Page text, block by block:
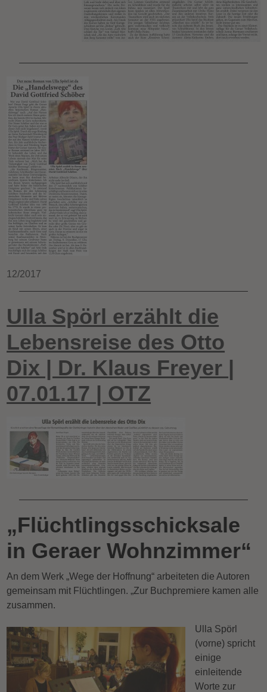
12/2017
Ulla Spörl erzählt die
Lebensreise des Otto
Dix | Dr. Klaus Freyer |
07.01.17 | OTZ
„Flüchtlingsschicksale
in Geraer Wohnzimmer“
An dem Werk „Wege der Hoffnung“ arbeiteten die Autoren
gemeinsam mit Flüchtlingen. „Zur Buchpremiere kamen alle
zusammen.
Ulla Spörl
(vorne) spricht
einige
einleitende
Worte zur